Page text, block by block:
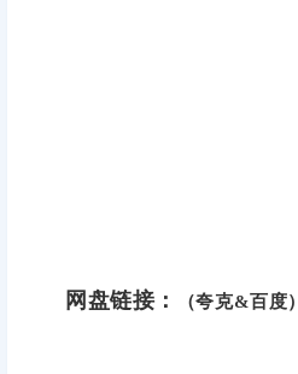
网盘链接： （夸克&百度）